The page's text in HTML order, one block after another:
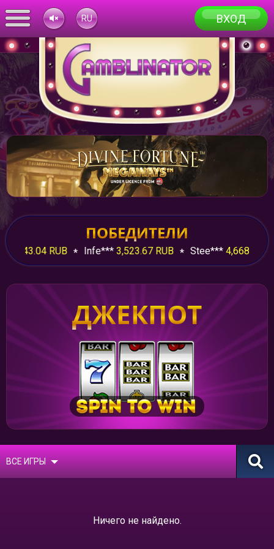
UK
TR
RU
HY
FR
EN
AZ
ВХОД
ПОБЕДИТЕЛИ
3,443.04 RUB Infe***3,523.67 RUB Stee***4,668.72
ДЖЕКПОТ
ВСЕ ИГРЫ
Ничего не найдено.